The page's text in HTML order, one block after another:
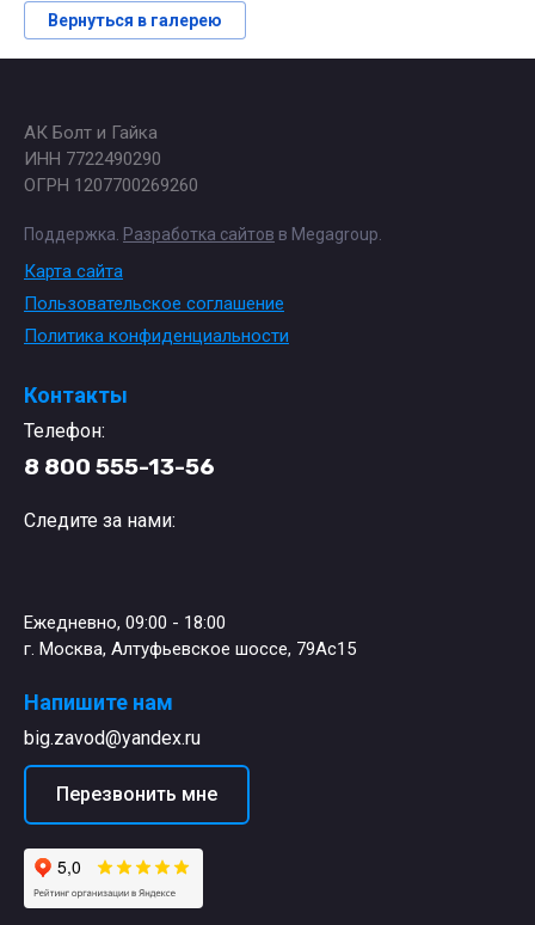
Вернуться в галерею
АК Болт и Гайка
ИНН 7722490290
ОГРН 1207700269260
Поддержка. Разработка сайтов в Megagroup.
Карта сайта
Пользовательское соглашение
Политика конфиденциальности
Контакты
Телефон:
8 800 555-13-56
Следите за нами:
Ежедневно, 09:00 - 18:00
г. Москва, Алтуфьевское шоссе, 79Ас15
Напишите нам
big.zavod@yandex.ru
Перезвонить мне